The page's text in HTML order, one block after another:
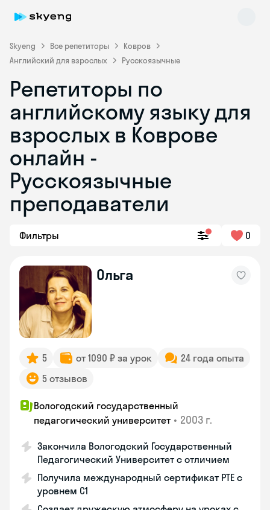
Skyeng Все репетиторы
Ковров
Английский для взрослых
Русскоязычные
Репетиторы по
английскому языку для
взрослых в Коврове
онлайн -
Русскоязычные
преподаватели
Фильтры 0
Ольга
5 от 1090 ₽ за урок
24 года опыта
5 отзывов
Вологодский государственный
педагогический университет • 2003 г.
Закончила Вологодский Государственный
Педагогический Университет с отличием
Получила международный сертификат PTE с
уровнем C1
Skyeng Chat